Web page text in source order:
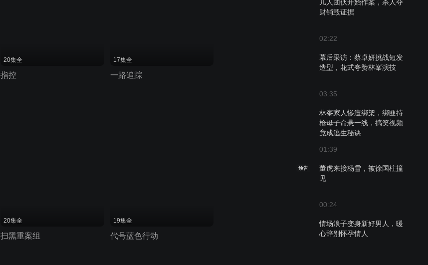
几人团伙开始作案，杀人夺
财销毁证据
02:22
幕后采访：蔡卓妍挑战短发
造型，花式夸赞林峯演技
03:35
林峯家人惨遭绑架，绑匪持
枪母子命悬一线，搞笑视频
竟成逃生秘诀
01:39
预告
董虎来接杨雪，被徐国柱撞
见
00:24
情场浪子变身新好男人，暖
心辞别怀孕情人
20集全
指控
17集全
一路追踪
20集全
扫黑重案组
19集全
代号蓝色行动